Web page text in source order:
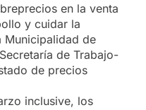
en la venta
y cuidar la
Municipalidad de
de Trabajo-
de precios
inclusive, los